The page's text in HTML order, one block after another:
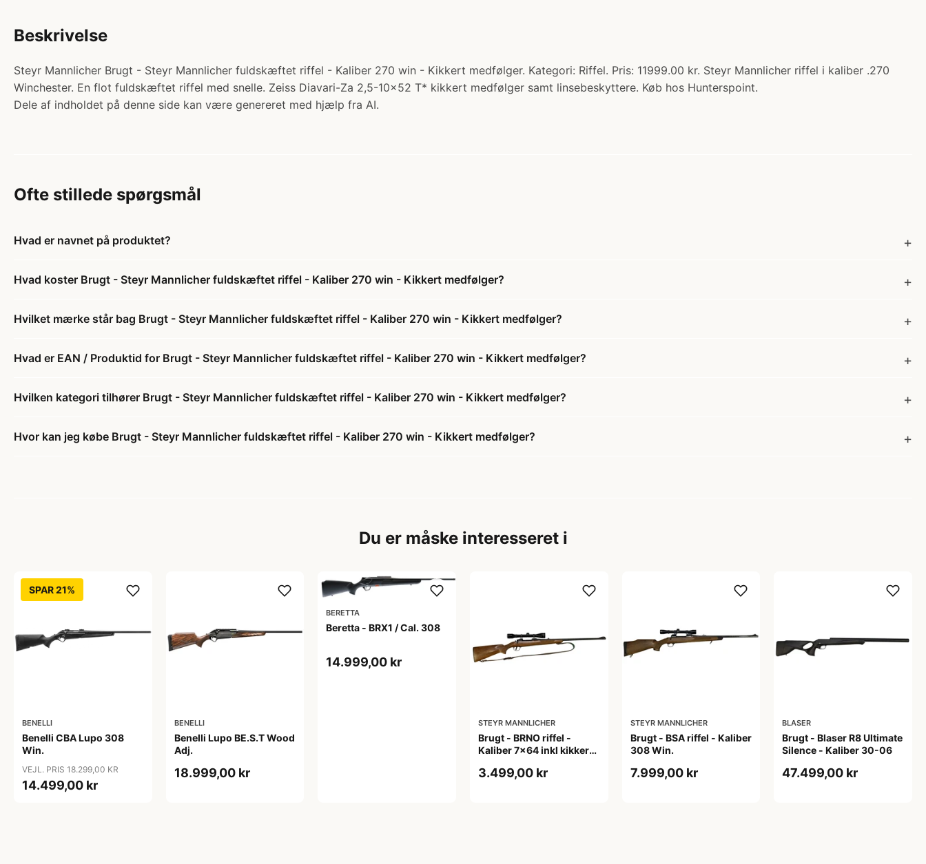
Beskrivelse
Steyr Mannlicher Brugt - Steyr Mannlicher fuldskæftet riffel - Kaliber 270 win - Kikkert medfølger. Kategori: Riffel. Pris: 11999.00 kr. Steyr Mannlicher riffel i kaliber .270
Winchester. En flot fuldskæftet riffel med snelle. Zeiss Diavari-Za 2,5-10x52 T* kikkert medfølger samt linsebeskyttere. Køb hos Hunterspoint.
Dele af indholdet på denne side kan være genereret med hjælp fra AI.
Ofte stillede spørgsmål
Hvad er navnet på produktet?
Hvad koster Brugt - Steyr Mannlicher fuldskæftet riffel - Kaliber 270 win - Kikkert medfølger?
Hvilket mærke står bag Brugt - Steyr Mannlicher fuldskæftet riffel - Kaliber 270 win - Kikkert medfølger?
Hvad er EAN / Produktid for Brugt - Steyr Mannlicher fuldskæftet riffel - Kaliber 270 win - Kikkert medfølger?
Hvilken kategori tilhører Brugt - Steyr Mannlicher fuldskæftet riffel - Kaliber 270 win - Kikkert medfølger?
Hvor kan jeg købe Brugt - Steyr Mannlicher fuldskæftet riffel - Kaliber 270 win - Kikkert medfølger?
Du er måske interesseret i
SPAR 21%
BENELLI
Benelli CBA Lupo 308
Win.
VEJL. PRIS 18.299,00 KR
14.499,00 kr
BENELLI
Benelli Lupo BE.S.T Wood
Adj.
18.999,00 kr
BERETTA
Beretta - BRX1 / Cal. 308
14.999,00 kr
STEYR MANNLICHER
Brugt - BRNO riffel -
Kaliber 7x64 inkl kikkert
3.499,00 kr
STEYR MANNLICHER
Brugt - BSA riffel - Kaliber
308 Win.
7.999,00 kr
BLASER
Brugt - Blaser R8 Ultimate
Silence - Kaliber 30-06
47.499,00 kr